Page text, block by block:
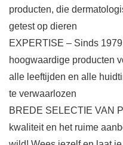
producten, die
getest op dieren
EXPERTISE – Sinds
hoogwaardige producten
alle leeftijden en alle
te verwaarlozen
BREDE SELECTIE VAN
kwaliteit en het ruime